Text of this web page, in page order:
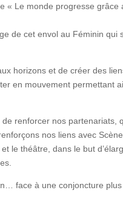
« Le monde progresse grâce
de cet envol au Féminin qui
horizons et de créer des
en mouvement permettant
renforcer nos partenariats,
nos liens avec
le théâtre, dans le but
face à une conjoncture